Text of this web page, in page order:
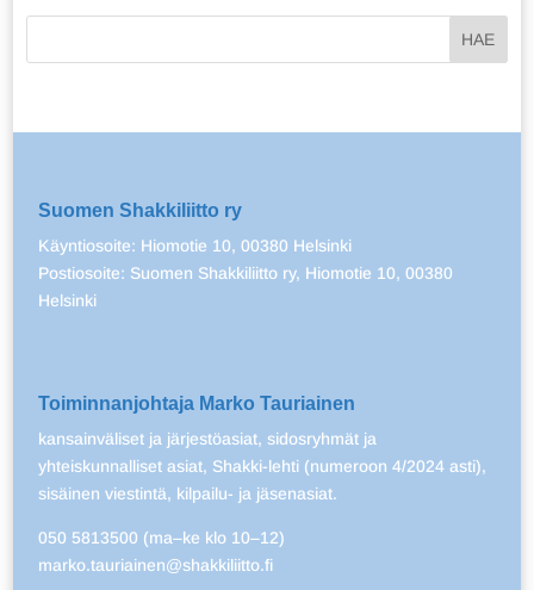
Suomen Shakkiliitto ry
Käyntiosoite: Hiomotie 10, 00380 Helsinki
Postiosoite: Suomen Shakkiliitto ry, Hiomotie 10, 00380
Helsinki
Toiminnanjohtaja Marko Tauriainen
kansainväliset ja järjestöasiat, sidosryhmät ja
yhteiskunnalliset asiat, Shakki-lehti (numeroon 4/2024 asti),
sisäinen viestintä, kilpailu- ja jäsenasiat.
050 5813500 (ma–ke klo 10–12)
marko.tauriainen@shakkiliitto.fi